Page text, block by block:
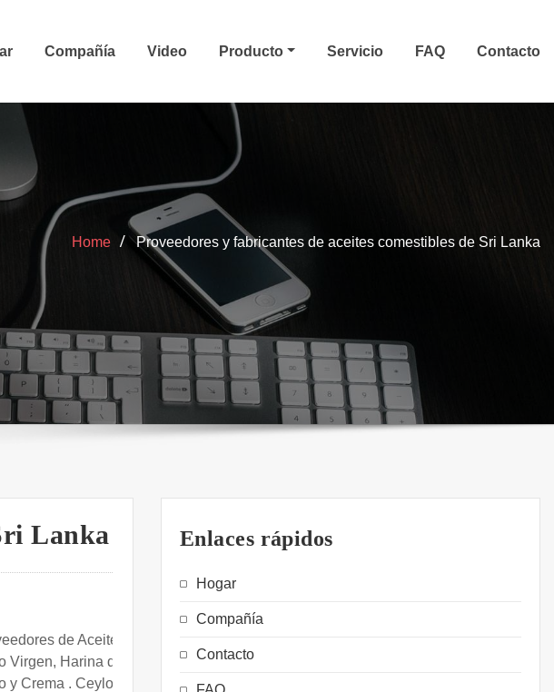
Compañía Video Producto Servicio FAQ Contacto
Home Proveedores y fabricantes de aceites comestibles de Sri Lanka
Lanka
de Aceite de
Virgen, Harina de
y Crema . Ceylon
Enlaces rápidos
Hogar
Compañía
Contacto